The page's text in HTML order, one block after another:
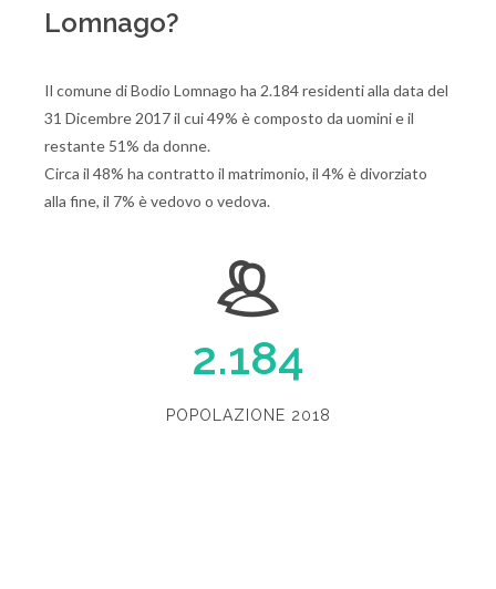
Lomnago?
Il comune di Bodio Lomnago ha 2.184 residenti alla data del
31 Dicembre 2017 il cui 49% è composto da uomini e il
restante 51% da donne.
Circa il 48% ha contratto il matrimonio, il 4% è divorziato
alla fine, il 7% è vedovo o vedova.
2.184
POPOLAZIONE 2018